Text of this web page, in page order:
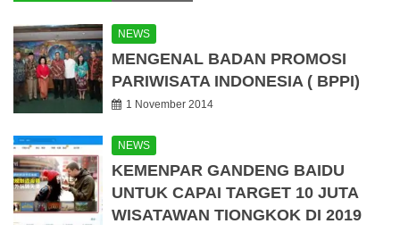
NEWS
MENGENAL BADAN PROMOSI
PARIWISATA INDONESIA ( BPPI)
1 November 2014
NEWS
KEMENPAR GANDENG BAIDU
UNTUK CAPAI TARGET 10 JUTA
WISATAWAN TIONGKOK DI 2019